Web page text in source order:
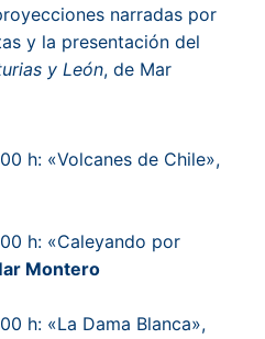
narradas por
y la presentación del
y León, de Mar
h: «Volcanes de Chile»,
h: «Caleyando por
Montero
h: «La Dama Blanca»,